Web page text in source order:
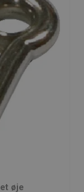
øje